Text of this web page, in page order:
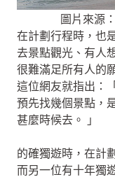
圖片來源：
在計劃行程時，也
去景點觀光、有人
很難滿足所有人的
這位網友就指出：
預先找幾個景點，
甚麼時候去。 」
的確獨遊時，在計
而另一位有十年獨